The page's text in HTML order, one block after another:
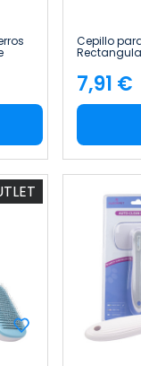
Cepillo
Liberación
Precio
7,91 €